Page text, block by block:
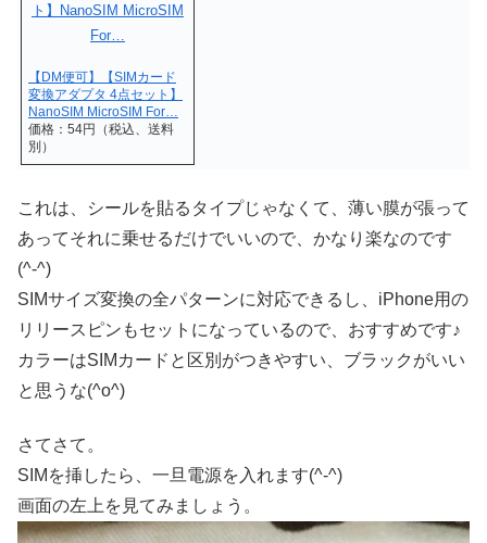
【DM便可】【SIMカード
変換アダプタ 4点セット】
NanoSIM MicroSIM For…
価格：54円（税込、送料
別）
これは、シールを貼るタイプじゃなくて、薄い膜が張って
あってそれに乗せるだけでいいので、かなり楽なのです
(^-^)
SIMサイズ変換の全パターンに対応できるし、iPhone用の
リリースピンもセットになっているので、おすすめです♪
カラーはSIMカードと区別がつきやすい、ブラックがいい
と思うな(^o^)
さてさて。
SIMを挿したら、一旦電源を入れます(^-^)
画面の左上を見てみましょう。